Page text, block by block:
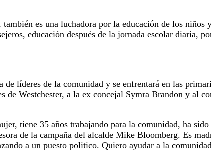
es una luchadora por la educación de los niños
educación después de la jornada escolar diaria,
líderes de la comunidad y se enfrentará en las
Westchester, a la ex concejal Symra Brandon y al
tiene 35 años trabajando para la comunidad, ha sido
de la campaña del alcalde Mike Bloomberg. Es
a un puesto politico. Quiero ayudar a la